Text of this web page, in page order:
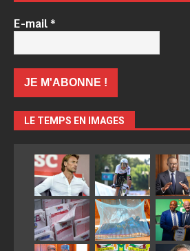
E-mail*
LE TEMPS EN IMAGES